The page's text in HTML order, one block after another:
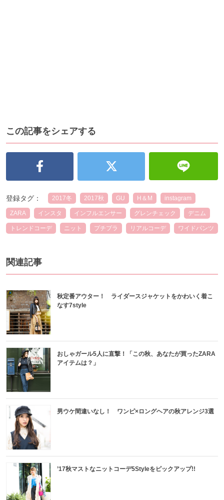
この記事をシェアする
登録タグ： 2017冬 2017秋 GU H＆M instagram
ZARA インスタ インフルエンサー グレンチェック デニム
トレンドコーデ ニット プチプラ リアルコーデ ワイドパンツ
関連記事
秋定番アウター！ ライダースジャケットをかわいく着こ
なす7style
おしゃガール5人に直撃！「この秋、あなたが買ったZARA
アイテムは？」
男ウケ間違いなし！ ワンピ×ロングヘアの秋アレンジ3選
’17秋マストなニットコーデ5Styleをピックアップ!!